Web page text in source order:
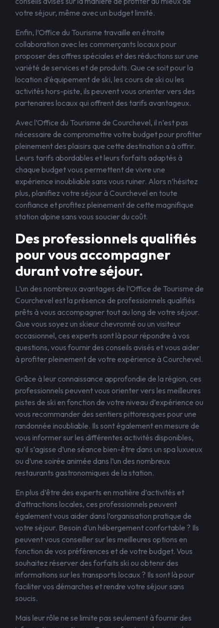
votre séjour, même avec un budget limité.
Enfin, l’Office du Tourisme travaille en étroite
collaboration avec les commerçants locaux pour
proposer des offres spéciales et des réductions sur une
variété de services et de produits. Que ce soit pour la
location d’équipement de ski, les cours de ski ou les
activités hors-piste, ils peuvent vous orienter vers des
partenaires locaux qui offrent des tarifs avantageux.
Avec l’Office du Tourisme de Courchevel, il n’est pas
nécessaire de compromettre votre budget pour profiter
pleinement des plaisirs que cette destination a à offrir.
Leurs tarifs abordables et leurs forfaits adaptés à
chaque budget vous permettent de vivre une
expérience inoubliable sans vous ruiner. Alors n’hésitez
plus, planifiez votre séjour à Courchevel en toute
confiance et profitez pleinement de cette magnifique
station alpine sans vous soucier du coût.
Des professionnels qualifiés
pour vous accompagner
durant votre séjour.
L’un des nombreux avantages de l’Office de Tourisme de
Courchevel est la présence de professionnels qualifiés
prêts à vous accompagner tout au long de votre séjour.
Que vous soyez un skieur chevronné ou un visiteur
occasionnel, ces experts sont là pour répondre à vos
questions, vous fournir des conseils avisés et vous aider
à profiter pleinement de votre expérience à Courchevel.
Grâce à leur connaissance approfondie de la région, ces
professionnels peuvent vous orienter vers les meilleures
pistes de ski en fonction de votre niveau d’expérience ou
vous recommander des sentiers pittoresques pour une
randonnée inoubliable. Ils sont également en mesure de
vous informer sur les différentes activités disponibles,
qu’il s’agisse d’une séance bien-être dans un spa luxueux
ou d’une soirée animée dans l’un des nombreux
restaurants gastronomiques de la station.
En plus d’être des experts en matière d’activités et
d’attractions locales, ces professionnels peuvent
également vous aider dans l’organisation pratique de
votre séjour. Besoin d’un hébergement confortable ? Ils
peuvent vous conseiller sur les meilleures options en
fonction de vos préférences et de votre budget. Vous
souhaitez réserver des forfaits ski ou obtenir des
informations sur les transports locaux ? Ils sont là pour
faciliter vos démarches et rendre votre séjour sans
soucis.
Mais leur rôle ne se limite pas seulement à fournir des